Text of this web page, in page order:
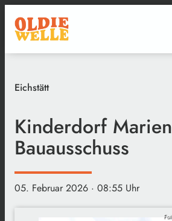
Eichstätt
Kinderdorf
Bauausschuss
05. Februar 2026 · 08:55 Uhr